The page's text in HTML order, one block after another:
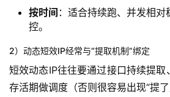
按时间 ：适合持续跑、并发相
控。
2）动态短效IP经常与“提取机制”绑定
短效动态IP往往要通过接口持续提
存活期做调度（否则很容易出现“提